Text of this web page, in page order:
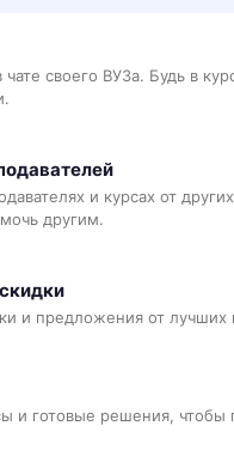
чате своего ВУЗа. Будь в
и курсах от
другим.
и предложения от лучших
и готовые решения, чтобы